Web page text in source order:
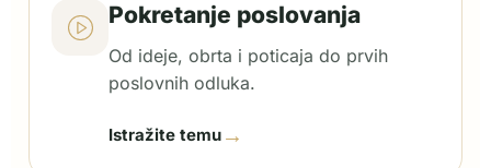
Pokretanje poslovanja
Od ideje, obrta i poticaja do prvih
poslovnih odluka.
Istražite temu →